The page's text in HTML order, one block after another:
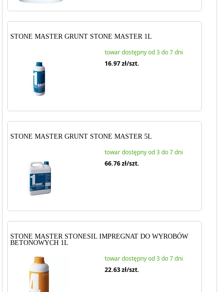
STONE MASTER GRUNT STONE MASTER 1L
towar dostępny od 3 do 7 dni
16.97zł/szt.
STONE MASTER GRUNT STONE MASTER 5L
towar dostępny od 3 do 7 dni
66.76zł/szt.
STONE MASTER STONESIL IMPREGNAT DO WYROBÓW
BETONOWYCH 1L
towar dostępny od 3 do 7 dni
22.63zł/szt.